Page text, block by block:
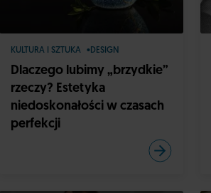
KULTURA I SZTUKA DESIGN
Dlaczego lubimy „brzydkie”
rzeczy? Estetyka
niedoskonałości w czasach
perfekcji